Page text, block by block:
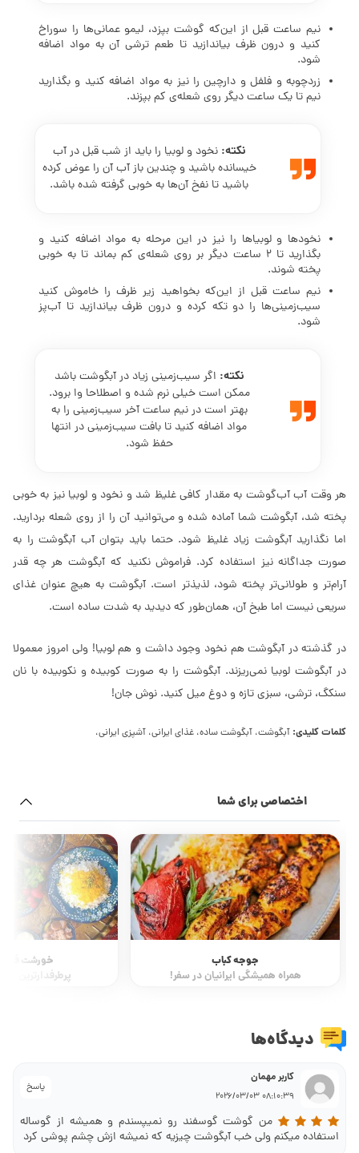
نیم ساعت قبل از این‌که گوشت بپزد، لیمو عمانی‌ها را سوراخ
کنید و درون ظرف بیاندازید تا طعم ترشی آن به مواد اضافه
شود.
زردچوبه و فلفل و دارچین را نیز به مواد اضافه کنید و بگذارید
نیم تا یک ساعت دیگر روی شعله‌ی کم بپزند.
نکته: نخود و لوبیا را باید از شب قبل در آب
خیسانده باشید و چندین باز آب آن را عوض کرده
باشید تا نفخ آن‌ها به خوبی گرفته شده باشد.
نخودها و لوبیاها را نیز در این مرحله به مواد اضافه کنید و
بگذارید تا 2 ساعت دیگر بر روی شعله‌ی کم بماند تا به خوبی
پخته شوند.
نیم ساعت قبل از این‌که بخواهید زیر ظرف را خاموش کنید
سیب‌زمینی‌ها را دو تکه کرده و درون ظرف بیاندازید تا آب‌پز
شود.
نکته: اگر سیب‌زمینی زیاد در آبگوشت باشد
ممکن است خیلی نرم شده و اصطلاحا وا برود.
بهتر است در نیم ساعت آخر سیب‌زمینی را به
مواد اضافه کنید تا بافت سیب‌زمینی در انتها
حفظ شود.
هر وقت آب آب‌گوشت به مقدار کافی غلیظ شد و نخود و لوبیا نیز به خوبی
پخته شد، آبگوشت شما آماده شده و می‌توانید آن را از روی شعله بردارید.
اما نگذارید آبگوشت زیاد غلیظ شود. حتما باید بتوان آب آبگوشت را به
صورت جداگانه نیز استفاده کرد. فراموش نکنید که آبگوشت هر چه قدر
آرام‌تر و طولانی‌تر پخته شود، لذیذتر است. آبگوشت به هیچ عنوان غذای
سریعی نیست اما طبخ آن، همان‌طور که دیدید به شدت ساده است.
در گذشته در آبگوشت هم نخود وجود داشت و هم لوبیا! ولی امروز معمولا
در آبگوشت لوبیا نمی‌ریزند. آبگوشت را به صورت کوبیده و نکوبیده با نان
سنکگ، ترشی، سبزی تازه و دوغ میل کنید. نوش جان!
کلمات کلیدی: آبگوشت، آبگوشت ساده، غذای ایرانی، آشپزی ایرانی،
اختصاصی برای شما
خورشت قورمه سبزی
پرطرفدارترین خورشت ایرانی یک دمپخت
دیدگاه‌ها
پاسخ
کاربر مهمان
08:10:39 2026/03/03
من گوشت گوسفند رو نمیپسندم و همیشه از گوساله
استفاده میکنم ولی خب آبگوشت چیزیه که نمیشه ازش چشم پوشی کرد